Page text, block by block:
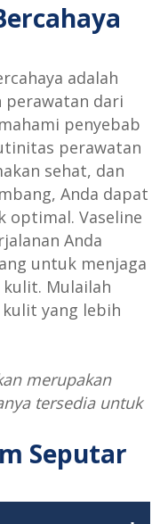
adalah
perawatan dari
penyebab
perawatan
sehat, dan
Anda dapat
optimal. Vaseline
Anda
untuk menjaga
Mulailah
yang lebih
merupakan
tersedia untuk
Seputar